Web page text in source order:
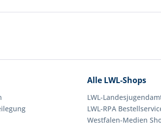
Alle LWL-Shops
LWL-
LWL-RPA
Westfalen-Medien